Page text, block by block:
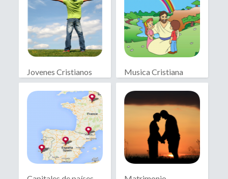
Jovenes Cristianos
Musica Cristiana
Infantil